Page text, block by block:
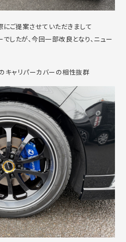
ご提案させていただきまして
したが、今回一部改良となり、ニュー
キャリパーカバーの相性抜群